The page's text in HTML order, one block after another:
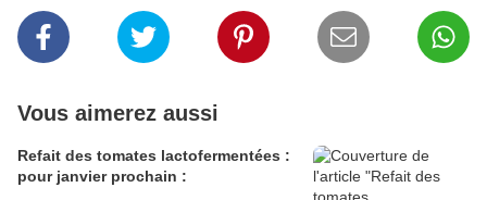
Vous aimerez aussi
Refait des tomates lactofermentées :
pour janvier prochain :